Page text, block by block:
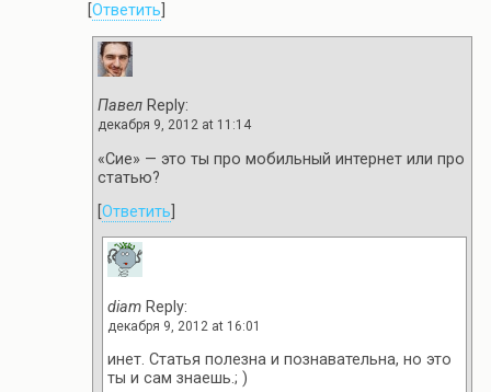
Ответить
Павел Reply:
декабря 9, 2012 at 11:14
«Сие» — это ты про мобильный интернет или про
статью?
Ответить
diam Reply:
декабря 9, 2012 at 16:01
инет. Статья полезна и познавательна, но это
ты и сам знаешь.; )